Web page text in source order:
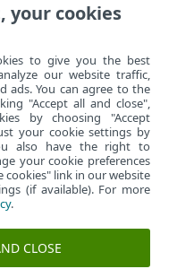
PROTECT
On-Premの概要
your cookies
to give you the best
our website traffic,
ads. You can agree to the
"Accept all and close",
by choosing "Accept
your cookie settings by
also have the right to
your cookie preferences
link in our website
(if available). For more
.
CLOSE